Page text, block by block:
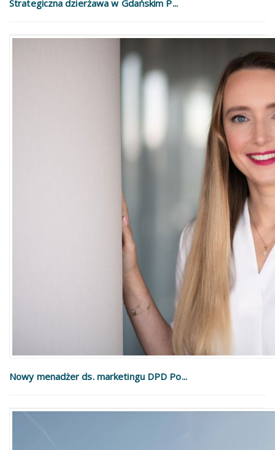
Strategiczna dzierżawa w Gdańskim P...
Nowy menadżer ds. marketingu DPD Po...